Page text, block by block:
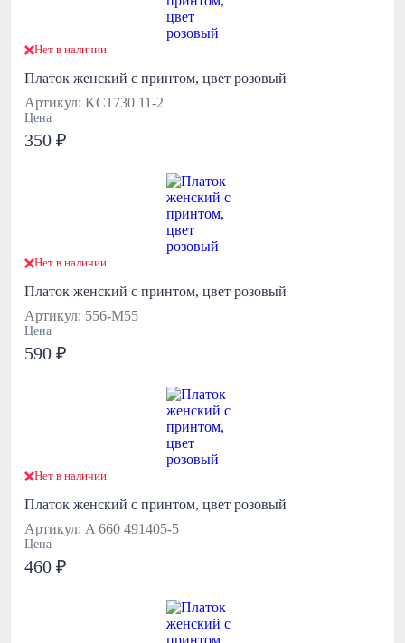
Нет в наличии
Платок женский с принтом, цвет розовый
Артикул: KC1730 11-2
Цена
350 ₽
Нет в наличии
Платок женский с принтом, цвет розовый
Артикул: 556-М55
Цена
590 ₽
Нет в наличии
Платок женский с принтом, цвет розовый
Артикул: A 660 491405-5
Цена
460 ₽